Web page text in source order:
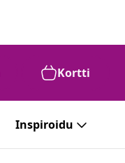
Kortti
Inspiroidu